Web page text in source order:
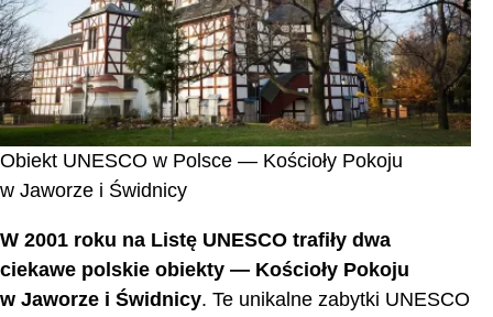
Obiekt UNESCO w Polsce — Kościoły Pokoju
w Jaworze i Świdnicy
W 2001 roku na Listę UNESCO trafiły dwa
ciekawe polskie obiekty — Kościoły Pokoju
w Jaworze i Świdnicy. Te unikalne zabytki UNESCO